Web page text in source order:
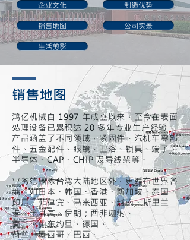
企业文化
销售地图
生活剪影
制造优势
公司实景
销售地图
鸿亿机械自 1997 年成立以来，至今在表面
处理设备已累积达 20 多年专业生产经验，
产品涵盖了不同领域，紧固件、汽机车零部
件、五金配件、眼镜、卫浴、锁具、端子、
半导体、CAP、CHIP 及导线架等。
业务范围除台湾大陆地区外，更遍布世界各
地，如日本、韩国、香港、新加坡、 泰国、
印尼、菲律宾、马来西亚、越南、斯里兰
卡、土耳其、伊朗；西非迦纳、
南非、中东约旦、德国、
荷兰、墨西哥、巴西、